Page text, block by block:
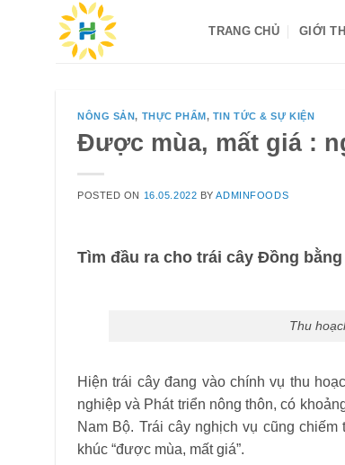
TRANG CHỦ GIỚI
NÔNG SẢN, THỰC PHẨM, TIN TỨC & SỰ KIỆN
Được mùa, mất giá :
POSTED ON 16.05.2022 BYADMINFOODS
Tìm đầu ra cho trái cây Đồng
Thu
Hiện trái cây đang vào chính vụ thu
nghiệp và Phát triển nông thôn, có
Nam Bộ. Trái cây nghịch vụ cũng
khúc “được mùa, mất giá”.